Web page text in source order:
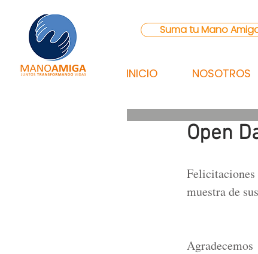
Suma tu Mano
INICIO NOSOTROS
Open
Felicitaciones
muestra de